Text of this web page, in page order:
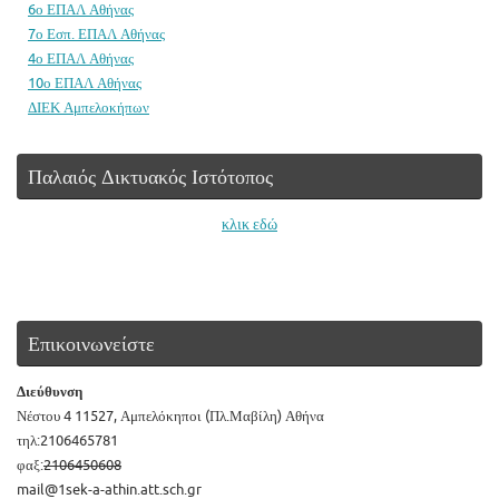
6ο ΕΠΑΛ Αθήνας
7ο Εσπ. ΕΠΑΛ Αθήνας
4ο ΕΠΑΛ Αθήνας
10ο ΕΠΑΛ Αθήνας
ΔΙΕΚ Αμπελοκήπων
Παλαιός Δικτυακός Ιστότοπος
κλικ εδώ
Επικοινωνείστε
Διεύθυνση
Νέστου 4 11527, Αμπελόκηποι (Πλ.Μαβίλη) Αθήνα
τηλ:2106465781
φαξ:2106450608
mail@1sek-a-athin.att.sch.gr